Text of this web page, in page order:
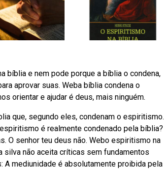
bíblia e nem pode porque a bíblia o condena,
aprovar suas. Weba bíblia condena o
orientar e ajudar é deus, mais ninguém.
que, segundo eles, condenam o espiritismo.
é realmente condenado pela bíblia?
O senhor teu deus não. Webo espiritismo na
não aceita críticas sem fundamentos
mediunidade é absolutamente proibida pela